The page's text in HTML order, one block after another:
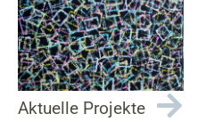
Aktuelle Projekte